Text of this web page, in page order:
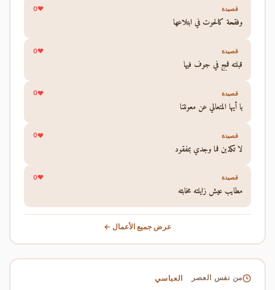
قصيدة 0
وفقحة كالحوت في ابتلاعها
قصيدة 0
قبلته فمج في جوف فيها
قصيدة 0
يا أيها المتعالي عن معونتنا
قصيدة 0
لا تكذبن فما وجدي بمفقود
قصيدة 0
مطايب عيش زايلته مخابثه
عرض جميع الأعمال ←
من نفس العصر العباسي